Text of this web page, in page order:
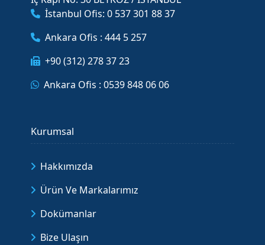
İstanbul Ofis: 0 537 301 88 37
Ankara Ofis : 444 5 257
+90 (312) 278 37 23
Ankara Ofis : 0539 848 06 06
Kurumsal
Hakkımızda
Ürün Ve Markalarımız
Dokümanlar
Bize Ulaşın